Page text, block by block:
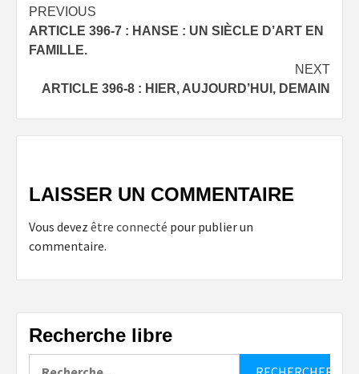
Post
navigation
PREVIOUS
ARTICLE 396-7 : HANSE : UN SIÈCLE D’ART EN
FAMILLE.
NEXT
ARTICLE 396-8 : HIER, AUJOURD’HUI, DEMAIN
LAISSER UN COMMENTAIRE
Vous devez être connecté pour publier un
commentaire.
Recherche libre